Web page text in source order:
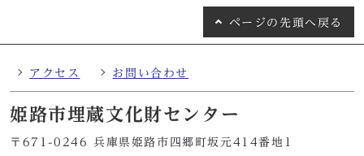
ページの 先頭へ戻る
アクセス お問い合わせ
姫路市埋蔵文化財センター
〒671-0246 兵庫県姫路市四郷町坂元414番地1